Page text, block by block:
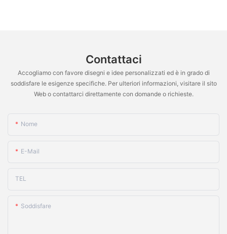
Contattaci
Accogliamo con favore disegni e idee personalizzati ed è in grado di
soddisfare le esigenze specifiche. Per ulteriori informazioni, visitare il sito
Web o contattarci direttamente con domande o richieste.
Nome
E-Mail
TEL
Soddisfare